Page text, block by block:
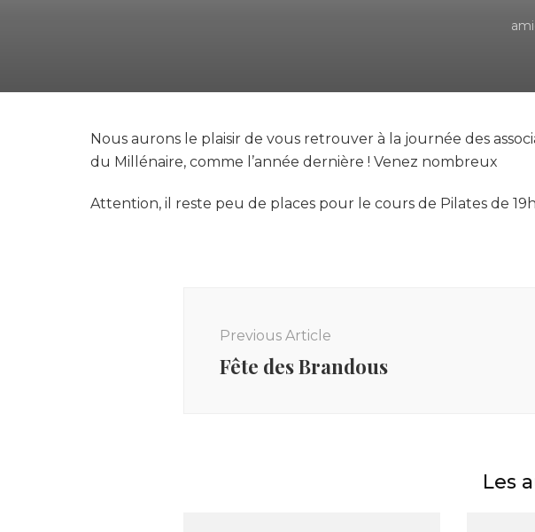
Nous aurons le plaisir de vous retrouver à la journée des
du Millénaire, comme l’année dernière ! Venez nombreux
Attention, il reste peu de places pour le cours de Pilates de
Previous Article
Fête des Brandous
Les